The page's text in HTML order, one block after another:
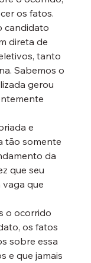
os fatos.
candidato
direta de
tanto
Sabemos o
gerou
e
tão somente
da
que seu
vaga que
o ocorrido
os fatos
sobre essa
e que jamais